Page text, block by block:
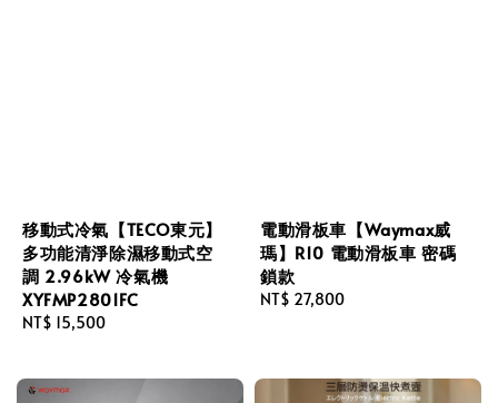
移動式冷氣【TECO東元】
多功能清淨除濕移動式空
調 2.96kW 冷氣機
XYFMP2801FC
Regular
NT$ 15,500
電動滑板車【Waymax威
瑪】R10 電動滑板車 密碼
鎖款
Regular
NT$ 27,800